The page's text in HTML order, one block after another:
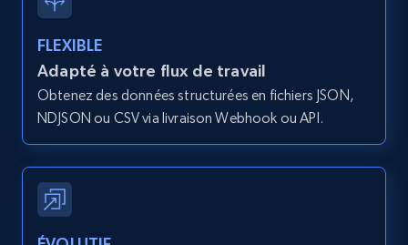
Discover by custom filters - location, home
type and status
Zpid, City, State, HomeStatus, Address,
IsListingClaimedByCurrentSignedInUser,
IsCurrentSignedInAgentResponsible, Bedrooms,
and more.
FLEXIBLE
Adapté à votre flux de travail
Obtenez des données structurées en fichiers JSON,
NDJSON ou CSV via livraison Webhook ou API.